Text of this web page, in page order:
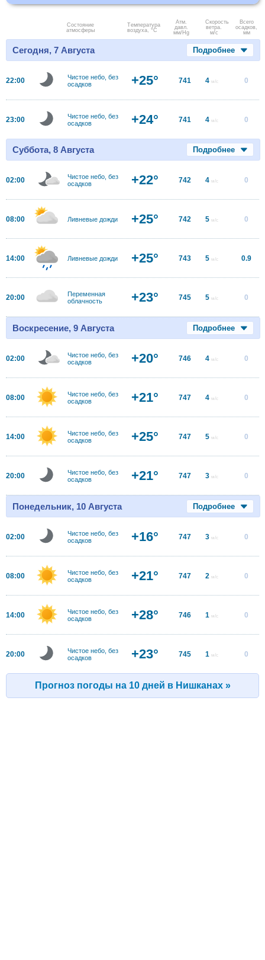
Состояние
атмосферы
Температура
воздуха, °C
Атм.
давл.
мм/Hg
Скорость
ветра.
м/с
Всего
осадков,
мм
Сегодня, 7 Августа Подробнее
22:00
Чистое небо, без
осадков
+25° 741 4 м/с 0
23:00
Чистое небо, без
осадков
+24° 741 4 м/с 0
Суббота, 8 Августа Подробнее
02:00
Чистое небо, без
осадков
+22° 742 4 м/с 0
08:00 Ливневые дожди +25° 742 5 м/с 0
14:00 Ливневые дожди +25° 743 5 м/с 0.9
20:00
Переменная
облачность
+23° 745 5 м/с 0
Воскресение, 9 Августа Подробнее
02:00
Чистое небо, без
осадков
+20° 746 4 м/с 0
08:00
Чистое небо, без
осадков
+21° 747 4 м/с 0
14:00
Чистое небо, без
осадков
+25° 747 5 м/с 0
20:00
Чистое небо, без
осадков
+21° 747 3 м/с 0
Понедельник, 10 Августа Подробнее
02:00
Чистое небо, без
осадков
+16° 747 3 м/с 0
08:00
Чистое небо, без
осадков
+21° 747 2 м/с 0
14:00
Чистое небо, без
осадков
+28° 746 1 м/с 0
20:00
Чистое небо, без
осадков
+23° 745 1 м/с 0
Прогноз погоды на 10 дней в Нишканах »